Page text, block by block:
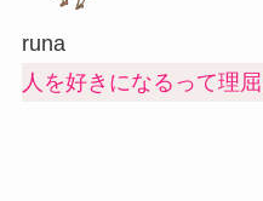
runa
人を好きになるって理